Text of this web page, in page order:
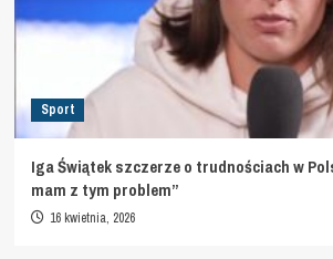
Sport
Iga Świątek szczerze o trudnościach w
mam z tym problem”
16 kwietnia, 2026